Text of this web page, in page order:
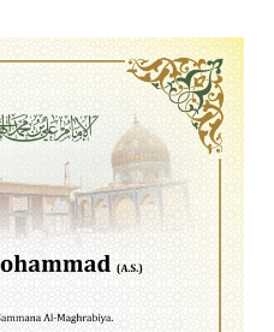
Ali Ibn Al-Hussein
o Misericordioso! Diante da
do quarto Imam dos
Hussein Ibn Ali Ibn Abi Táleb
(Formosura